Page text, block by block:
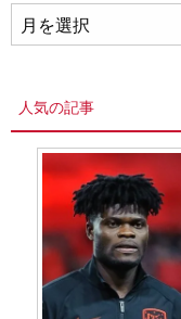
ー
人気の記事